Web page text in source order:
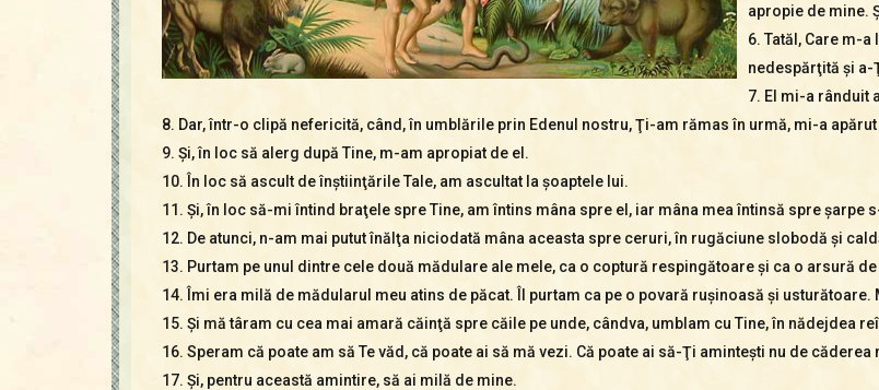
apropie de mine.
6. Tatăl, Care m-
nedespărţită şi
7. El mi-a rânduit
8. Dar, într-o clipă nefericită, când, în umblările prin Edenul nostru, Ţi-am rămas în urmă, mi-a
9. Şi, în loc să alerg după Tine, m-am apropiat de el.
10. În loc să ascult de înştiinţările Tale, am ascultat la şoaptele lui.
11. Şi, în loc să-mi întind braţele spre Tine, am întins mâna spre el, iar mâna mea întinsă spre şarpe
12. De atunci, n-am mai putut înălţa niciodată mâna aceasta spre ceruri, în rugăciune slobodă şi
13. Purtam pe unul dintre cele două mădulare ale mele, ca o coptură respingătoare şi ca o arsură
14. Îmi era milă de mădularul meu atins de păcat. Îl purtam ca pe o povară ruşinoasă şi
15. Şi mă târam cu cea mai amară căinţă spre căile pe unde, cândva, umblam cu Tine, în nădejdea
16. Speram că poate am să Te văd, că poate ai să mă vezi. Că poate ai să-Ţi aminteşti nu de
17. Şi, pentru această amintire, să ai milă de mine.